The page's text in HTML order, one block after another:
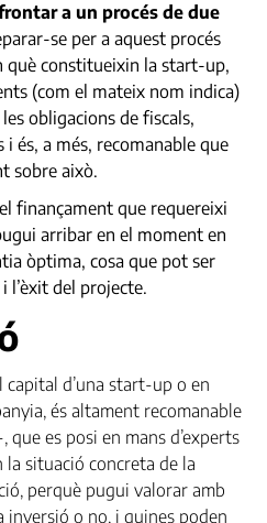
a un procés de due
se per a aquest procés
què constitueixin la start-up,
(com el mateix nom indica)
obligacions de fiscals,
i és, a més, recomanable que
sobre això.
finançament que requereixi
arribar en el moment en
òptima, cosa que pot ser
l’èxit del projecte.
capital d’unastart-up o en
és altament recomanable
es posi en mans d’experts
situació concreta de la
perquè pugui valorar amb
inversió o no, i quines poden